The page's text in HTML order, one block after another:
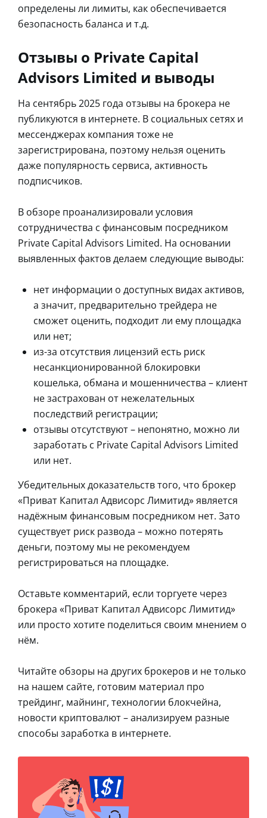
определены ли лимиты, как обеспечивается
безопасность баланса и т.д.
Отзывы о Private Capital
Advisors Limited и выводы
На сентябрь 2025 года отзывы на брокера не
публикуются в интернете. В социальных сетях и
мессенджерах компания тоже не
зарегистрирована, поэтому нельзя оценить
даже популярность сервиса, активность
подписчиков.
В обзоре проанализировали условия
сотрудничества с финансовым посредником
Private Capital Advisors Limited. На основании
выявленных фактов делаем следующие выводы:
нет информации о доступных видах активов,
а значит, предварительно трейдера не
сможет оценить, подходит ли ему площадка
или нет;
из-за отсутствия лицензий есть риск
несанкционированной блокировки
кошелька, обмана и мошенничества – клиент
не застрахован от нежелательных
последствий регистрации;
отзывы отсутствуют – непонятно, можно ли
заработать с Private Capital Advisors Limited
или нет.
Убедительных доказательств того, что брокер
«Приват Капитал Адвисорс Лимитид» является
надёжным финансовым посредником нет. Зато
существует риск развода – можно потерять
деньги, поэтому мы не рекомендуем
регистрироваться на площадке.
Оставьте комментарий, если торгуете через
брокера «Приват Капитал Адвисорс Лимитид»
или просто хотите поделиться своим мнением о
нём.
Читайте обзоры на других брокеров и не только
на нашем сайте, готовим материал про
трейдинг, майнинг, технологии блокчейна,
новости криптовалют – анализируем разные
способы заработка в интернете.